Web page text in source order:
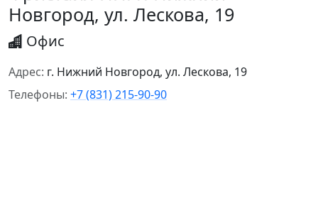
Новгород, ул. Лескова, 19
Офис
Адрес: г. Нижний Новгород, ул. Лескова, 19
Телефоны: +7 (831) 215-90-90